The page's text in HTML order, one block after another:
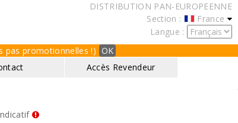
DISTRIBUTION PAN-EUROPEENNE
Section :
France
Langue :
pas promotionnelles !) OK
Accès Revendeur